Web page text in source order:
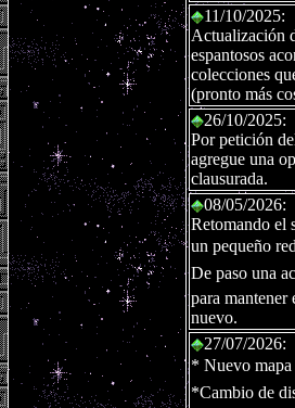
11/10/2025:
Actualización
espantosos
colecciones
(pronto más
26/10/2025:
Por petición
agregue una
clausurada.
08/05/2026:
Retomando el
un pequeño
De paso una
para mantener
nuevo.
27/07/2026:
* Nuevo
*Cambio de